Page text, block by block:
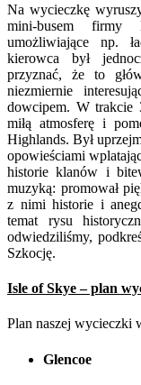
Na wycieczkę
mini-busem firmy
umożliwiające np.
kierowca był
przyznać, że to
niezmiernie
dowcipem. W trakcie
miłą atmosferę i
Highlands. Był
opowieściami
historie klanów i
muzyką: promował
z nimi historie i
temat rysu
odwiedziliśmy,
Szkocję.
Isle of Skye – plan
Plan naszej wycieczki
Glencoe